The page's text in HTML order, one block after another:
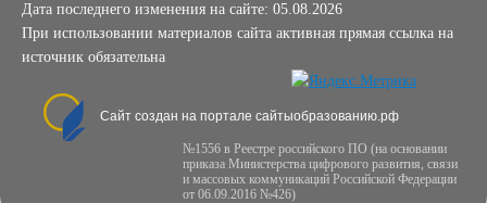
Дата последнего изменения на сайте: 05.08.2026
При использовании материалов сайта активная прямая ссылка на
источник обязательна
Сайт создан на портале сайтыобразованию.рф
№1556 в Реестре российского ПО (на основании
приказа Министерства цифрового развития, связи
и массовых коммуникаций Российской Федерации
от 06.09.2016 №426)